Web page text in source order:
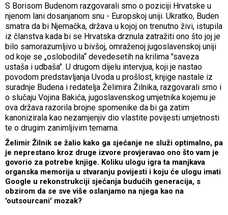
S Borisom Budenom razgovarali smo o poziciji Hrvatske u
njenom lani dosanjanom snu - Europskoj uniji. Ukratko, Buden
smatra da bi Njemačka, država u kojoj on trenutno živi, istupila
iz članstva kada bi se Hrvatska drznula zatražiti ono što joj je
bilo samorazumljivo u bivšoj, omraženoj jugoslavenskoj uniji
od koje se „oslobodila“ devedesetih na krilima "saveza
ustaša i udbaša". U drugom dijelu intervjua, koji je nastao
povodom predstavljanja Uvoda u prošlost, knjige nastale iz
suradnje Budena i redatelja Želimira Žilnika, razgovarali smo i
o slučaju Vojina Bakića, jugoslavenskog umjetnika kojemu je
ova država razorila brojne spomenike da bi ga zatim
kanonizirala kao nezamjenjiv dio vlastite povijesti umjetnosti
te o drugim zanimljivim temama.
Želimir Žilnik se žalio kako ga sjećanje ne služi optimalno, pa
je neprestano kroz druge izvore provjeravao ono što vam je
govorio za potrebe knjige. Koliku ulogu igra ta manjkava
organska memorija u stvaranju povijesti i koju će ulogu imati
Google u rekonstrukciji sjećanja budućih generacija, s
obzirom da se sve više oslanjamo na njega kao na
'outsourcani' mozak?